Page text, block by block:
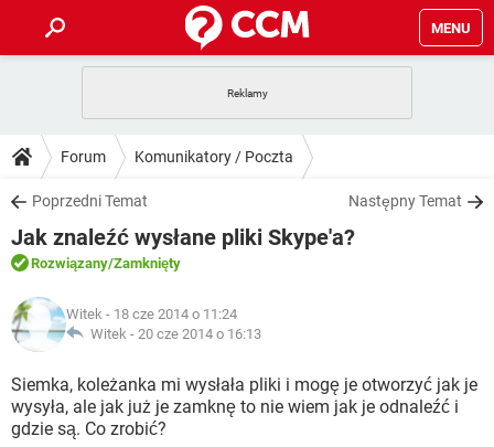
MENU
GRY WHATSAPP
SPOTIFY
INSTAGRAM FACEBOOK
WINDOWS 10
PORADY
PlayStation TIKTOK
SPOTIFY
INSTAGRAM
WINDOWS 10
DO POBRANIA
ANDROID TIKTOK
GRY
IOS
INSTAGRAM
WINDOWS 10
FORUM
COVID-19
GRY
INSTAGRAM FACEBOOK
ARTYKUŁY
COVID-19
GRY WHATSAPP
SPOTIFY
Forum Komunikatory / Poczta
Poprzedni Temat Następny Temat
Jak znaleźć wysłane pliki Skype'a?
Rozwiązany/Zamknięty
Witek - 18 cze 2014 o 11:24
Witek - 20 cze 2014 o 16:13
Siemka, koleżanka mi wysłała pliki i mogę je otworzyć jak je
wysyła, ale jak już je zamknę to nie wiem jak je odnaleźć i
gdzie są. Co zrobić?